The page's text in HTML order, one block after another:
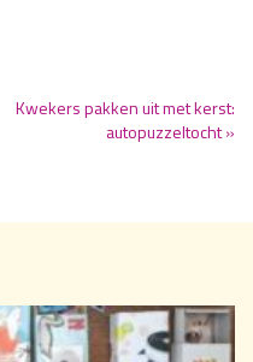
Kwekers pakken uit met kerst:
autopuzzeltocht »